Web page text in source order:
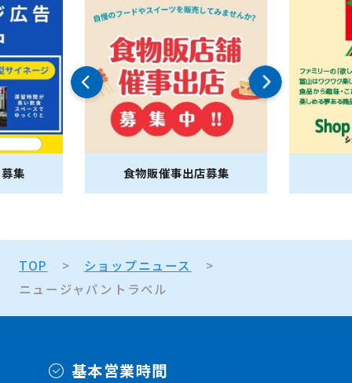
集 食物販催事出店募集
TOP
ショップニュース
ニュージャパントラベル
基本営業時間